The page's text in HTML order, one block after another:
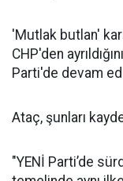
'Mutlak butlan'
CHP'den
Parti'de devam
Ataç, şunları
"YENİ Parti’de